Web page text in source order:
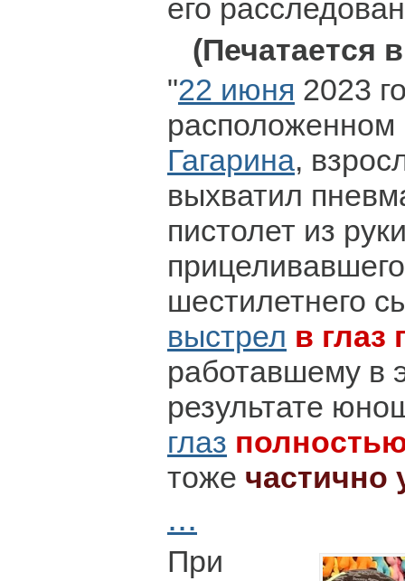
его
(Печатается
"22 июня 2023
Гагарина,
выхватил
пистолет из
шестилетнего
выстрел в глаз
работавшему в
результате
глаз
тоже частично
...
При